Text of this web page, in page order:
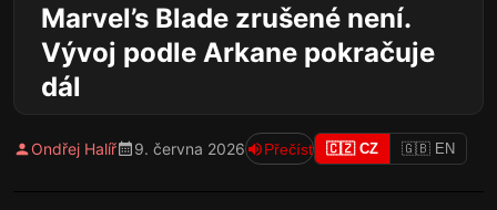
Marvel’s Blade zrušené není.
Vývoj podle Arkane pokračuje
dál
Ondřej Halíř 9. června 2026 Přečíst 🇨🇿 CZ 🇬🇧 EN